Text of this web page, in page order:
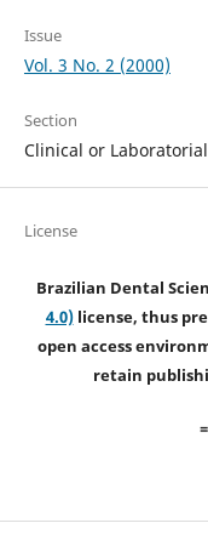
Issue
Vol. 3 No. 2 (2000)
Section
Clinical or
License
Brazilian Dental
4.0)license, thus
open access
retain